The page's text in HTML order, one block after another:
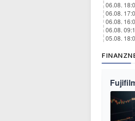
06.08.
06.08.
06.08.
06.08.
05.08.